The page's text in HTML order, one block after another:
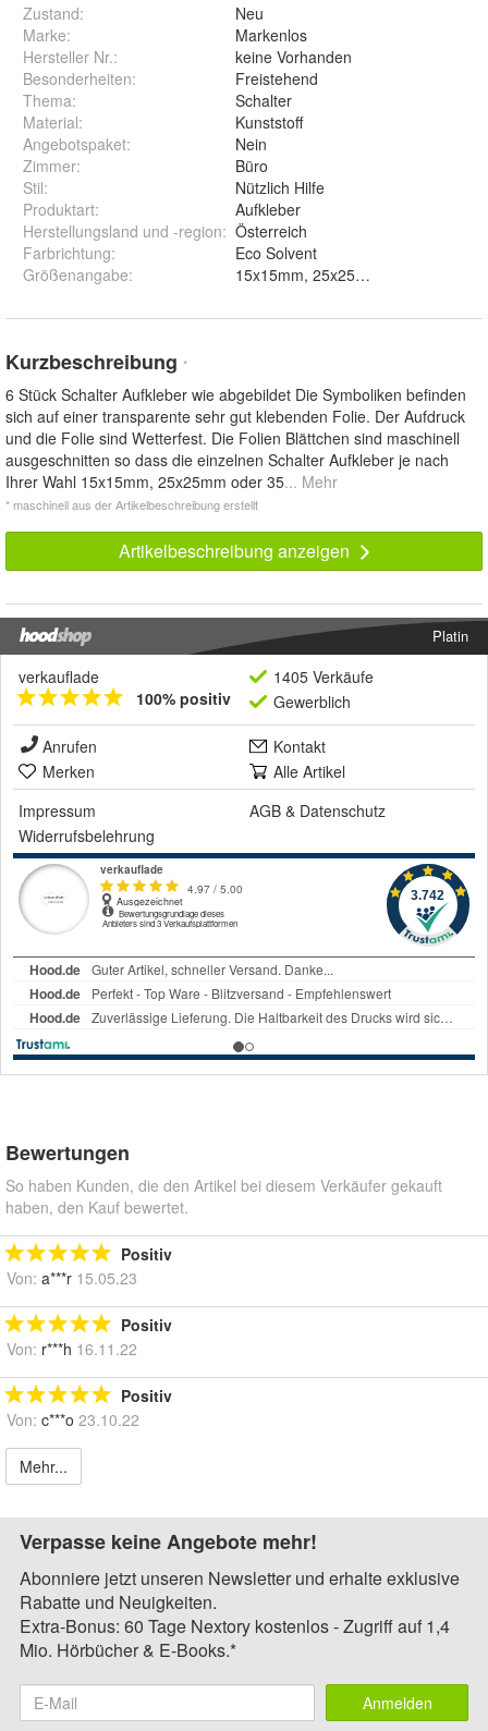
Zustand:
Neu
Marke:
Markenlos
Hersteller Nr.:
keine Vorhanden
Besonderheiten:
Freistehend
Thema:
Schalter
Material:
Kunststoff
Angebotspaket:
Nein
Zimmer:
Büro
Stil:
Nützlich Hilfe
Produktart:
Aufkleber
Herstellungsland und -region: Österreich
Farbrichtung:
Eco Solvent
Größenangabe:
Kurzbeschreibung *
6 Stück Schalter Aufkleber wie abgebildet Die Symboliken befinden
sich auf einer transparente sehr gut klebenden Folie. Der Aufdruck
und die Folie sind Wetterfest. Die Folien Blättchen sind maschinell
ausgeschnitten so dass die einzelnen Schalter Aufkleber je nach
Ihrer Wahl 15x15mm, 25x25mm oder 35... Mehr
* maschinell aus der Artikelbeschreibung erstellt
Artikelbeschreibung anzeigen
Platin
verkauflade
100% positiv
1405 Verkäufe
Gewerblich
Anrufen
Kontakt
Merken
Alle Artikel
Impressum
AGB & Datenschutz
Widerrufsbelehrung
Bewertungen
So haben Kunden, die den Artikel bei diesem Verkäufer gekauft
haben, den Kauf bewertet.
Positiv
Von: a***r 15.05.23
Positiv
Von: r***h 16.11.22
Positiv
Von: c***o 23.10.22
Mehr...
Verpasse keine Angebote mehr!
Abonniere jetzt unseren Newsletter und erhalte exklusive
Rabatte und Neuigkeiten.
Extra-Bonus: 60 Tage Nextory kostenlos - Zugriff auf 1,4
Mio. Hörbücher & E-Books.*
Anmelden